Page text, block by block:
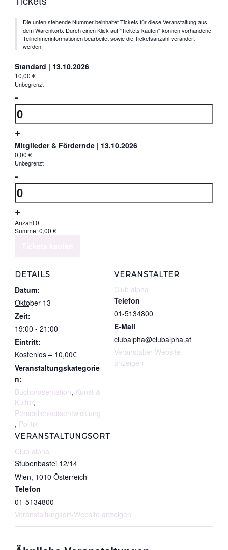
DETAILS
Datum:
Oktober 13
Zeit:
19:00 - 21:00
Eintritt:
Kostenlos – 10,00€
Veranstaltungskategorie
n:
Buchpräsentation, Kunst &
Kultur,
Persönlichkeitsentwicklung
, Politik
VERANSTALTUNGSORT
Club alpha
Stubenbastei 12/14
Wien, 1010 Österreich
Telefon
01-5134800
Veranstaltungsort-Website anzeigen
VERANSTALTER
Club alpha
Telefon
01-5134800
E-Mail
clubalpha@clubalpha.at
Veranstalter-Website
anzeigen
Die unten stehende Nummer beinhaltet Tickets für diese Veranstaltung aus
dem Warenkorb. Durch einen Klick auf "Tickets kaufen" können vorhandene
Teilnehmerinformationen bearbeitet sowie die Ticketsanzahl verändert
werden.
Standard | 13.10.2026
10,00 €
Unbegrenzt
Verringern
der
Ticketanzahl
für
Standard
|
13.10.2026
-
Anzahl
Erhöhe
die
Ticketsanzahl
für
Standard
|
13.10.2026
+
Mitglieder & Fördernde | 13.10.2026
0,00 €
Unbegrenzt
Verringern
der
Ticketanzahl
für
Mitglieder
|
13.10.2026
-
Anzahl
Erhöhe
die
Mitglieder
&
Fördernde
|
13.10.2026
+
Anzahl 0
Summe:0,00 €